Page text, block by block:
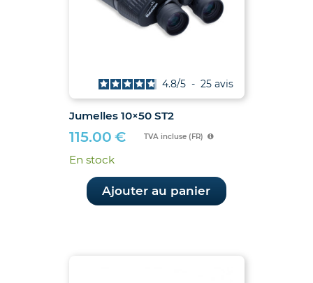
Jumelles 10×50 ST2
4.8/5 - 25 avis
115.00 € TVA incluse (FR)
En stock
Ajouter au panier